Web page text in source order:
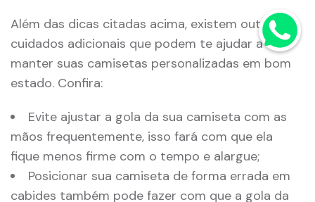
Além das dicas citadas acima, existem outros
cuidados adicionais que podem te ajudar a
manter suas camisetas personalizadas em bom
estado. Confira:
Evite ajustar a gola da sua camiseta com as
mãos frequentemente, isso fará com que ela
fique menos firme com o tempo e alargue;
Posicionar sua camiseta de forma errada em
cabides também pode fazer com que a gola da